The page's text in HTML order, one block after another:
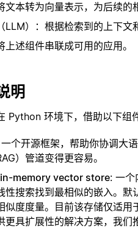
文本转为向量表示，为后续的
LLM）：根据检索到的上下文
上述组件串联成可用的应用。
明
Python 环境下，借助以下组
个开源框架，帮助你协调大
）管道变得更容易。
memory vector store: 一个
性搜索找到最相似的嵌入。
似度度量。目前该存储仅适
更具扩展性的解决方案，我们